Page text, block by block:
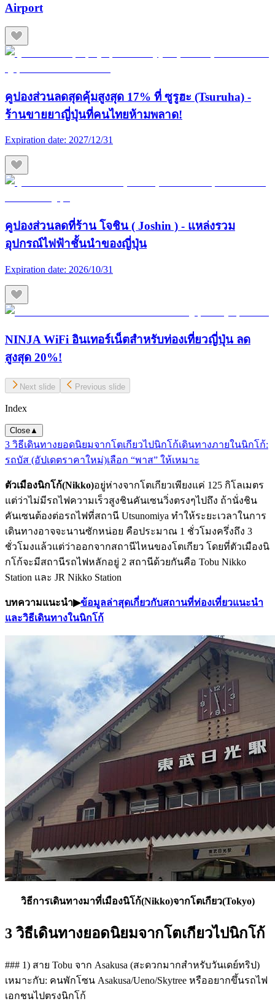
Airport
คูปองส่วนลดสุดคุ้มสูงสุด 17% ที่ ซูรูฮะ (Tsuruha) -
ร้านขายยาญี่ปุ่นที่คนไทยห้ามพลาด!
Expiration date: 2027/12/31
คูปองส่วนลดที่ร้าน โจชิน ( Joshin ) - แหล่งรวม
อุปกรณ์ไฟฟ้าชั้นนำของญี่ปุ่น
Expiration date: 2026/10/31
NINJA WiFi อินเทอร์เน็ตสำหรับท่องเที่ยวญี่ปุ่น ลด
สูงสุด 20%!
Next slide Previous slide
Index
Close▲
3 วิธีเดินทางยอดนิยมจากโตเกียวไปนิกโก้เดินทางภายในนิกโก้:
รถบัส (อัปเดตราคาใหม่)เลือก “พาส” ให้เหมาะ
ตัวเมืองนิกโก้(Nikko)อยู่ห่างจากโตเกียวเพียงแค่ 125 กิโลเมตร
แต่ว่าไม่มีรถไฟความเร็วสูงชินคันเซนวิ่งตรงๆไปถึง ถ้านั่งชิน
คันเซนต้องต่อรถไฟที่สถานี Utsunomiya ทำให้ระยะเวลาในการ
เดินทางอาจจะนานซักหน่อย คือประมาณ 1 ชั่วโมงครึ่งถึง 3
ชั่วโมงแล้วแต่ว่าออกจากสถานีไหนของโตเกียว โดยที่ตัวเมืองนิ
กโก้จะมีสถานีรถไฟหลักอยู่ 2 สถานีด้วยกันคือ Tobu Nikko
Station และ JR Nikko Station
บทความแนะนำ▶︎ข้อมูลล่าสุดเกี่ยวกับสถานที่ท่องเที่ยวแนะนำ
และวิธีเดินทางในนิกโก้
วิธีการเดินทางมาที่เมืองนิโก้(Nikko)จากโตเกียว(Tokyo)
3 วิธีเดินทางยอดนิยมจากโตเกียวไปนิกโก้
### 1) สาย Tobu จาก Asakusa (สะดวกมากสำหรับวันเดย์ทริป)
เหมาะกับ: คนพักโซน Asakusa/Ueno/Skytree หรืออยากขึ้นรถไฟ
เอกชนไปตรงนิกโก้